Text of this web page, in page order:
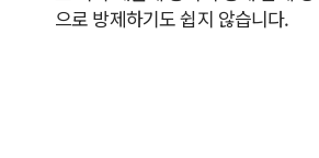
으로 방제하기도 쉽지 않습니다.